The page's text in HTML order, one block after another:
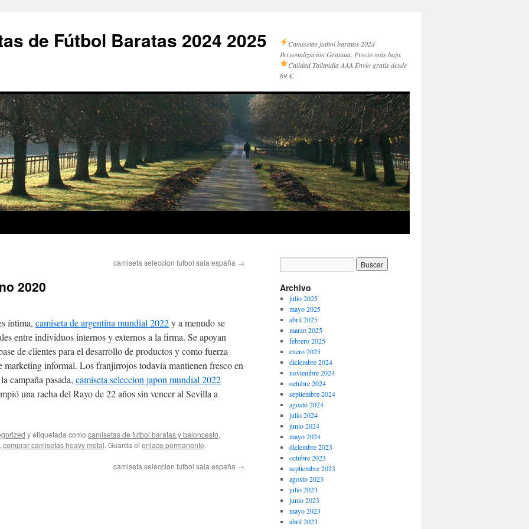
de Fútbol Baratas 2024 2025
Camisetas futbol baratas 2024
Personalización Gratuita. Precio más bajo.
Calidad Tailandia AAA Envío gratis desde
69 €.
camiseta seleccion futbol sala españa →
2020
íntima, camiseta de argentina mundial 2022y a menudo se
entre individuos internos y externos a la firma. Se apoyan
de clientes para el desarrollo de productos y como fuerza
marketing informal. Los franjirrojos todavía mantienen fresco en
campaña pasada, camiseta seleccion japon mundial 2022
una racha del Rayo de 22 años sin vencer al Sevilla a
y etiquetada como camisetas de futbol baratas y baloncesto,
, comprar camisetas heavy metal. Guarda el enlace permanente.
camiseta seleccion futbol sala españa →
Archivo
julio 2025
mayo 2025
abril 2025
marzo 2025
febrero 2025
enero 2025
diciembre 2024
noviembre 2024
octubre 2024
septiembre 2024
agosto 2024
julio 2024
junio 2024
mayo 2024
diciembre 2023
octubre 2023
septiembre 2023
agosto 2023
julio 2023
junio 2023
mayo 2023
abril 2023